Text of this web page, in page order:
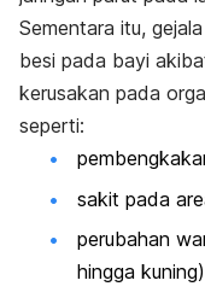
Sementara itu,
besi pada bayi
kerusakan pada
seperti:
sakit pada
perubahan
hingga